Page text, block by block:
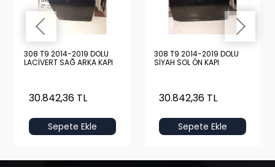
308 T9 2014-2019 DOLU
LACİVERT SAĞ ARKA KAPI
30.842,36 TL
Sepete Ekle
308 T9 2014-2019 DOLU
SİYAH SOL ÖN KAPI
30.842,36 TL
Sepete Ekle